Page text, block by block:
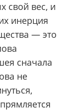
свой вес, и
инерция
— это
сначала
не